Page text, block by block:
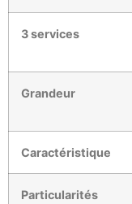
3 services
Grandeur
Caractéristique
Particularités